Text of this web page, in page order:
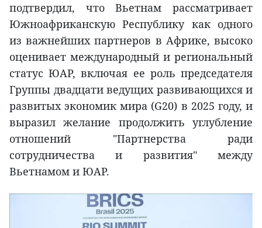
подтвердил, что Вьетнам рассматривает
Южноафриканскую Республику как одного
из важнейших партнеров в Африке, высоко
оценивает международный и региональный
статус ЮАР, включая ее роль председателя
Группы двадцати ведущих развивающихся и
развитых экономик мира (G20) в 2025 году, и
выразил желание продолжить углубление
отношений "Партнерства ради
сотрудничества и развития" между
Вьетнамом и ЮАР.